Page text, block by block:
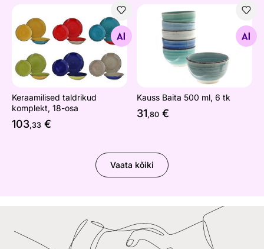
Keraamilised taldrikud komplekt, 18-osa
Otsi sarnaseid
Keraamilised taldrikud
komplekt, 18-osa
103,33 €
Kauss Baita 500 ml, 6 tk
Otsi sarnaseid
Kauss Baita 500 ml, 6 tk
31,80 €
Vaata kõiki